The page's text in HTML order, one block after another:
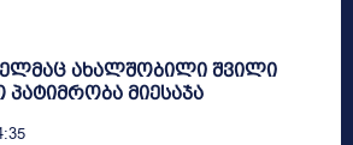
ახალშობილი შვილი
მიესაჯა